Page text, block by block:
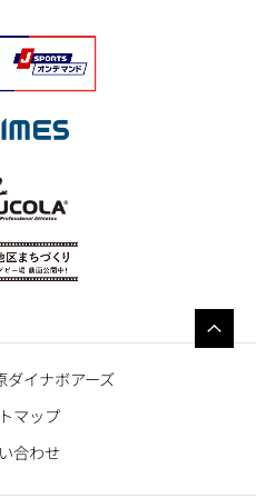
ダイナボアーズ
マップ
合わせ